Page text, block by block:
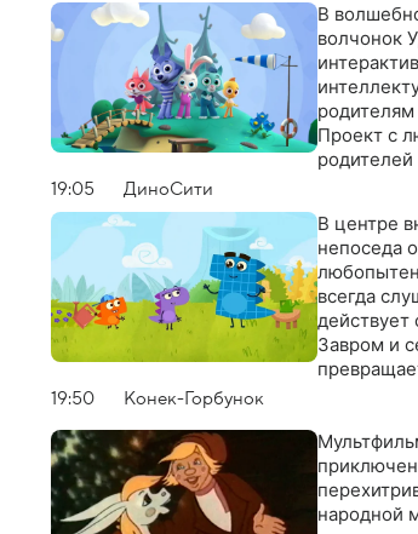
В
волчонок
Проект с
19:05 ДиноСити
В центре
непоседа
любопытен
всегда
Завром и
19:50 Конек-Горбунок
народной